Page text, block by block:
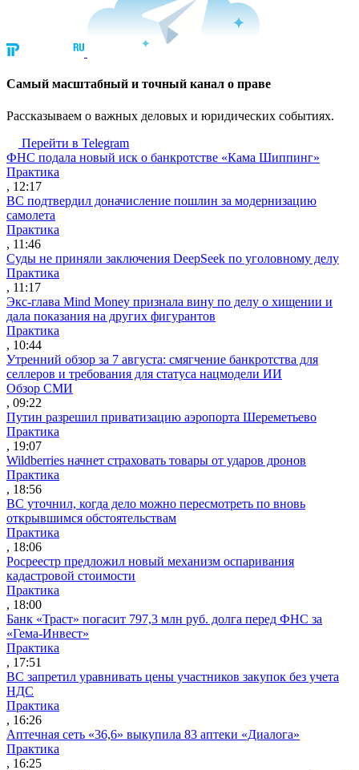
Cамый масштабный и точный канал о праве
Рассказываем о важных деловых и юридических событиях.
Перейти в Telegram
ФНС подала новый иск о банкротстве «Кама Шиппинг»
Практика
, 12:17
ВС подтвердил доначисление пошлин за модернизацию
самолета
Практика
, 11:46
Суды не приняли заключения DeepSeek по уголовному делу
Практика
, 11:17
Экс-глава Mind Money признала вину по делу о хищении и
дала показания на других фигурантов
Практика
, 10:44
Утренний обзор за 7 августа: смягчение банкротства для
селлеров и требования для статуса нацмодели ИИ
Обзор СМИ
, 09:22
Путин разрешил приватизацию аэропорта Шереметьево
Практика
, 19:07
Wildberries начнет страховать товары от ударов дронов
Практика
, 18:56
ВС уточнил, когда дело можно пересмотреть по вновь
открывшимся обстоятельствам
Практика
, 18:06
Росреестр предложил новый механизм оспаривания
кадастровой стоимости
Практика
, 18:00
Банк «Траст» погасит 797,3 млн руб. долга перед ФНС за
«Гема-Инвест»
Практика
, 17:51
ВС запретил уравнивать цены участников закупок без учета
НДС
Практика
, 16:26
Аптечная сеть «36,6» выкупила 83 аптеки «Диалога»
Практика
, 16:25